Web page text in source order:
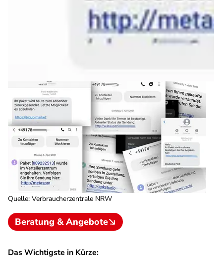
Quelle: Verbraucherzentrale NRW
Beratung & Angebote
Das Wichtigste in Kürze: